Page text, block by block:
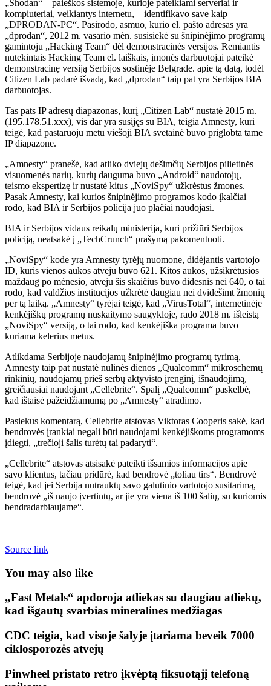
„Shodan“ – paieškos sistemoje, kurioje pateikiami serveriai ir
kompiuteriai, veikiantys internetu, – identifikavo save kaip
„DPRODAN-PC“. Pasirodo, asmuo, kurio el. pašto adresas yra
„dprodan“, 2012 m. vasario mėn. susisiekė su šnipinėjimo programų
gamintoju „Hacking Team“ dėl demonstracinės versijos. Remiantis
nutekintais Hacking Team el. laiškais, įmonės darbuotojai pateikė
demonstracinę versiją Serbijos sostinėje Belgrade. apie tą datą, todėl
Citizen Lab padarė išvadą, kad „dprodan“ taip pat yra Serbijos BIA
darbuotojas.
Tas pats IP adresų diapazonas, kurį „Citizen Lab“ nustatė 2015 m.
(195.178.51.xxx), vis dar yra susijęs su BIA, teigia Amnesty, kuri
teigė, kad pastaruoju metu viešoji BIA svetainė buvo priglobta tame
IP diapazone.
„Amnesty“ pranešė, kad atliko dviejų dešimčių Serbijos pilietinės
visuomenės narių, kurių dauguma buvo „Android“ naudotojų,
teismo ekspertizę ir nustatė kitus „NoviSpy“ užkrėstus žmones.
Pasak Amnesty, kai kurios šnipinėjimo programos kodo įkalčiai
rodo, kad BIA ir Serbijos policija juo plačiai naudojasi.
BIA ir Serbijos vidaus reikalų ministerija, kuri prižiūri Serbijos
policiją, neatsakė į „TechCrunch“ prašymą pakomentuoti.
„NoviSpy“ kode yra Amnesty tyrėjų nuomone, didėjantis vartotojo
ID, kuris vienos aukos atveju buvo 621. Kitos aukos, užsikrėtusios
maždaug po mėnesio, atveju šis skaičius buvo didesnis nei 640, o tai
rodo, kad valdžios institucijos užkrėtė daugiau nei dvidešimt žmonių
per tą laiką. „Amnesty“ tyrėjai teigė, kad „VirusTotal“, internetinėje
kenkėjiškų programų nuskaitymo saugykloje, rado 2018 m. išleistą
„NoviSpy“ versiją, o tai rodo, kad kenkėjiška programa buvo
kuriama kelerius metus.
Atlikdama Serbijoje naudojamų šnipinėjimo programų tyrimą,
Amnesty taip pat nustatė nulinės dienos „Qualcomm“ mikroschemų
rinkinių, naudojamų prieš serbų aktyvisto įrenginį, išnaudojimą,
greičiausiai naudojant „Cellebrite“. Spalį „Qualcomm“ paskelbė,
kad ištaisė pažeidžiamumą po „Amnesty“ atradimo.
Pasiekus komentarą, Cellebrite atstovas Viktoras Cooperis sakė, kad
bendrovės įrankiai negali būti naudojami kenkėjiškoms programoms
įdiegti, „trečioji šalis turėtų tai padaryti“.
„Cellebrite“ atstovas atsisakė pateikti išsamios informacijos apie
savo klientus, tačiau pridūrė, kad bendrovė „toliau tirs“. Bendrovė
teigė, kad jei Serbija nutrauktų savo galutinio vartotojo susitarimą,
bendrovė „iš naujo įvertintų, ar jie yra viena iš 100 šalių, su kuriomis
bendradarbiaujame“.
Source link
You may also like
„Fast Metals“ apdoroja atliekas su daugiau atliekų,
kad išgautų svarbias mineralines medžiagas
CDC teigia, kad visoje šalyje įtariama beveik 7000
ciklosporozės atvejų
Pinwheel pristato retro įkvėptą fiksuotąjį telefoną